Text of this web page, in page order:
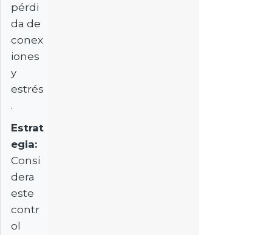
pérdi
da de
conex
iones
y
estrés
.
Estrat
egia:
Consi
dera
este
contr
ol